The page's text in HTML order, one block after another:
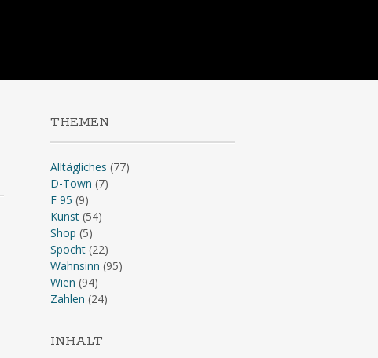
content
THEMEN
Alltägliches (77)
D-Town (7)
F 95 (9)
Kunst(54)
Shop (5)
Spocht(22)
Wahnsinn (95)
Wien (94)
Zahlen (24)
INHALT